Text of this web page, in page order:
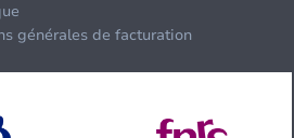
générales de facturation